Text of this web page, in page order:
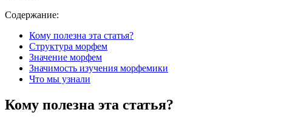
Содержание:
Кому полезна эта статья?
Структура морфем
Значение морфем
Значимость изучения морфемики
Что мы узнали
Кому полезна эта статья?